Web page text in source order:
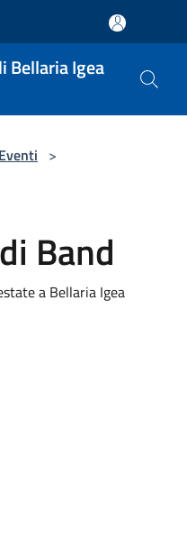
Bellaria Igea
Eventi >
Band
a Bellaria Igea